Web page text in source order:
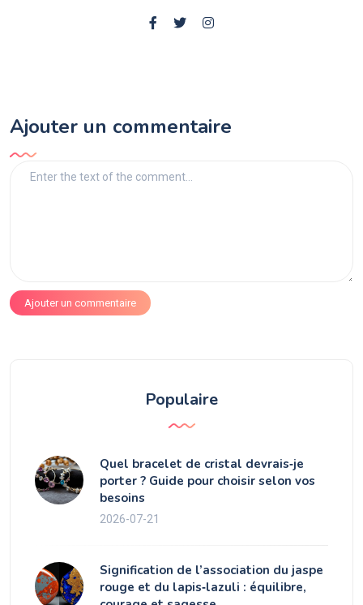
Ajouter un commentaire
Ajouter un commentaire
Populaire
Quel bracelet de cristal devrais‑je
porter ? Guide pour choisir selon vos
besoins
2026-07-21
Signification de l’association du jaspe
rouge et du lapis‑lazuli : équilibre,